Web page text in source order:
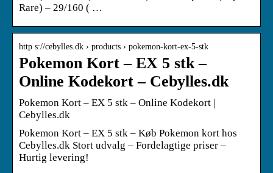
Rare) – 29/160 ( …
http s://cebylles.dk › products › pokemon-kort-ex-5-stk
Pokemon Kort – EX 5 stk –
Online Kodekort – Cebylles.dk
Pokemon Kort – EX 5 stk – Online Kodekort |
Cebylles.dk
Pokemon Kort – EX 5 stk – Køb Pokemon kort hos
Cebylles.dk Stort udvalg – Fordelagtige priser –
Hurtig levering!